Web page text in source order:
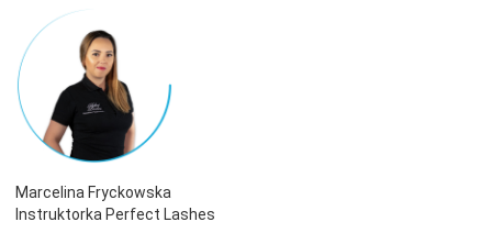
Marcelina Fryckowska
Instruktorka Perfect Lashes